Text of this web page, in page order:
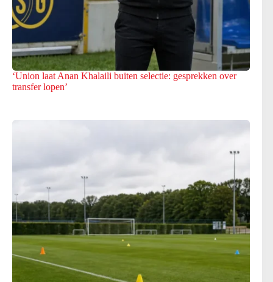
‘Union laat Anan Khalaili buiten selectie: gesprekken over
transfer lopen’